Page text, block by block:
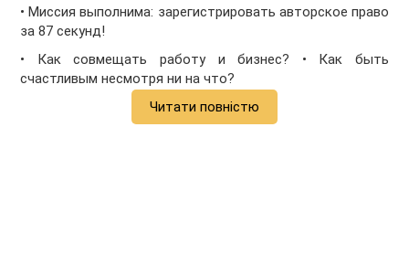
• Миссия выполнима: зарегистрировать авторское право
за 87 секунд!
• Как совмещать работу и бизнес? • Как быть
счастливым несмотря ни на что?
Читати повністю